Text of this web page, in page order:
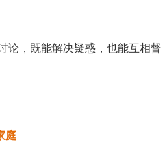
论，既能解决疑惑，也能互相督
庭